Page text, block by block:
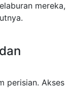
mereka,
perisian. Akses